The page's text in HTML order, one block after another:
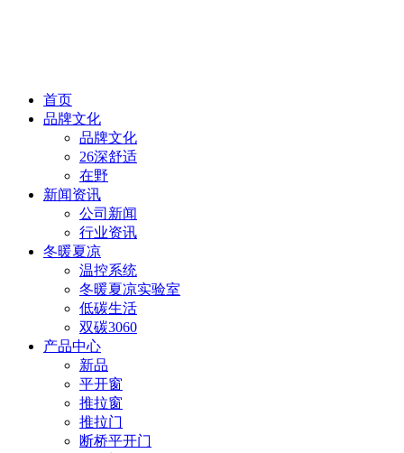
首页
品牌文化
品牌文化
26深舒适
在野
新闻资讯
公司新闻
行业资讯
冬暖夏凉
温控系统
冬暖夏凉实验室
低碳生活
双碳3060
产品中心
新品
平开窗
推拉窗
推拉门
断桥平开门